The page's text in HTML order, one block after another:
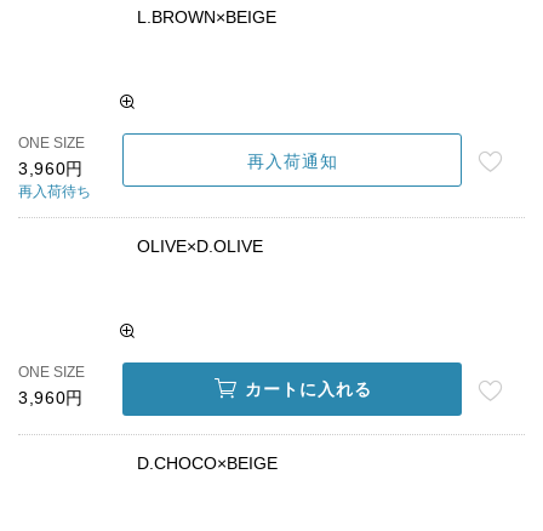
L.BROWN×BEIGE
ONE SIZE
3,960円
再入荷待ち
再入荷通知
OLIVE×D.OLIVE
ONE SIZE
3,960円 カートに入れる
D.CHOCO×BEIGE